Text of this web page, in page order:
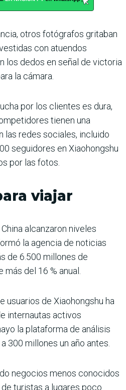
otros fotógrafos gritaban
con atuendos
los dedos en señal de victoria
la cámara.
por los clientes es dura,
tienen una
las redes sociales, incluido
seguidores en Xiaohongshu
por las fotos.
viajar
alcanzaron niveles
la agencia de noticias
de 6.500 millones de
del 16 % anual.
usuarios de Xiaohongshu ha
internautas activos
la plataforma de análisis
300 millones un año antes.
negocios menos conocidos
turistas a lugares poco